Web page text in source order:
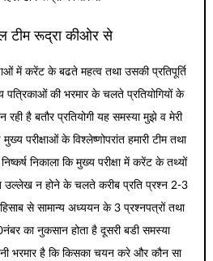
टीम रूद्रा कीओर से
में करेंट के बढते महत्व तथा उसकी प्रतिपूर्ति
की भरमार के चलते प्रतियोगियों के
रही है बतौर प्रतियोगी यह समस्या मुझे व मेरी
परीक्षाओं के विश्लेष्णोपरांत हमारी टीम तथा
निकाला कि मुख्य परीक्षा में करेंट के तथ्यों
उल्लेख न होने के चलते करीब प्रति प्रश्न 2-3
से सामान्य अध्ययन के 3 प्रश्नपत्रों तथा
का नुकसान होता है दूसरी बडी समस्या
भरमार है कि किसका चयन करे और कौन सा